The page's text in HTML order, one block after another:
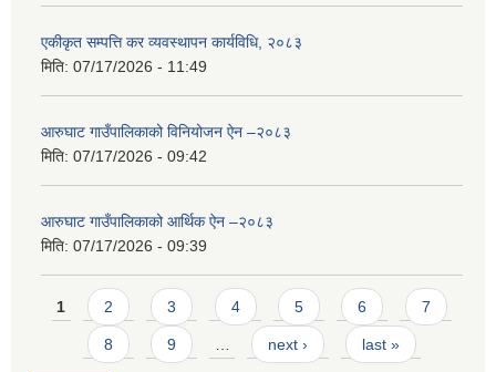
एकीकृत सम्पत्ति कर व्यवस्थापन कार्यविधि, २०८३
मिति: 07/17/2026 - 11:49
आरुघाट गाउँपालिकाको विनियोजन ऐन –२०८३
मिति: 07/17/2026 - 09:42
आरुघाट गाउँपालिकाको आर्थिक ऐन –२०८३
मिति: 07/17/2026 - 09:39
Pages
1 2 3 4 5 6 7
8 9 next › last »